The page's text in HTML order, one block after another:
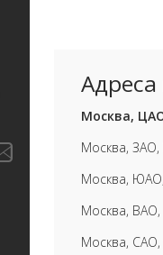
Москва,
Москва, ЗАО,
Москва,
Москва, ВАО,
Москва, САО,